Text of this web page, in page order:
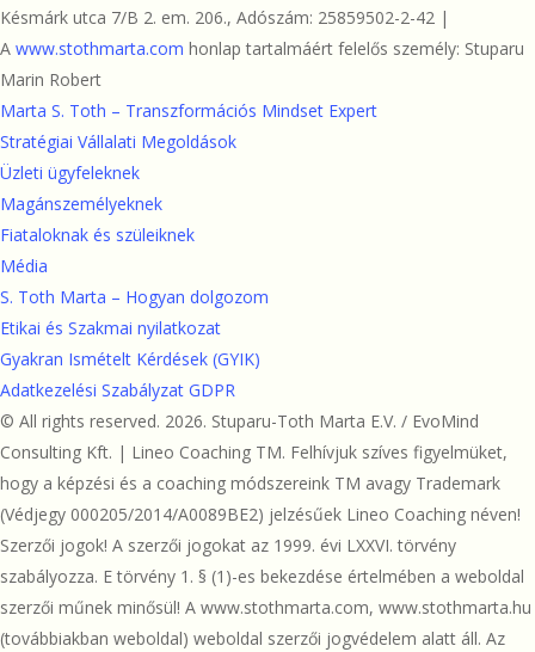
Késmárk utca 7/B 2. em. 206., Adószám: 25859502-2-42 |
A www.stothmarta.com honlap tartalmáért felelős személy: Stuparu
Marin Robert
Marta S. Toth – Transzformációs Mindset Expert
Stratégiai Vállalati Megoldások
Üzleti ügyfeleknek
Magánszemélyeknek
Fiataloknak és szüleiknek
Média
S. Toth Marta – Hogyan dolgozom
Etikai és Szakmai nyilatkozat
Gyakran Ismételt Kérdések (GYIK)
Adatkezelési Szabályzat GDPR
© All rights reserved. 2026. Stuparu-Toth Marta E.V. / EvoMind
Consulting Kft. | Lineo Coaching TM. Felhívjuk szíves figyelmüket,
hogy a képzési és a coaching módszereink TM avagy Trademark
(Védjegy 000205/2014/A0089BE2) jelzésűek Lineo Coaching néven!
Szerzői jogok! A szerzői jogokat az 1999. évi LXXVI. törvény
szabályozza. E törvény 1. § (1)-es bekezdése értelmében a weboldal
szerzői műnek minősül! A www.stothmarta.com, www.stothmarta.hu
(továbbiakban weboldal) weboldal szerzői jogvédelem alatt áll. Az